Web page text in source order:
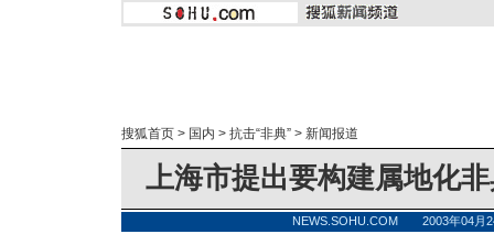
搜狐首页 > 国内 > 抗击“非典” > 新闻报道
上海市提出要构建属地化
NEWS.SOHU.COM 2003年04